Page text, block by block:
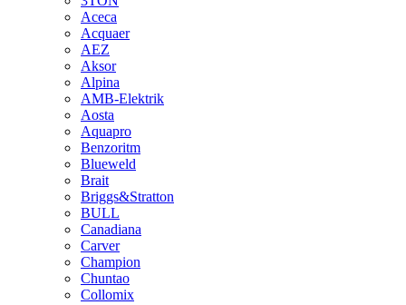
Aceca
Acquaer
AEZ
Aksor
Alpina
AMB-Elektrik
Aosta
Aquapro
Benzoritm
Blueweld
Brait
Briggs&Stratton
BULL
Canadiana
Carver
Champion
Chuntao
Collomix